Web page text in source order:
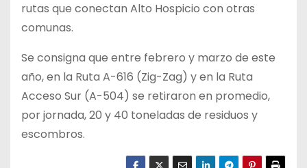
rutas que conectan Alto Hospicio con otras
comunas.
Se consigna que entre febrero y marzo de este
año, en la Ruta A-616 (Zig-Zag) y en la Ruta
Acceso Sur (A-504) se retiraron en promedio,
por jornada, 20 y 40 toneladas de residuos y
escombros.